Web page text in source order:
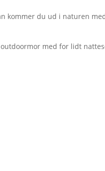
kommer du ud i naturen
med for lidt